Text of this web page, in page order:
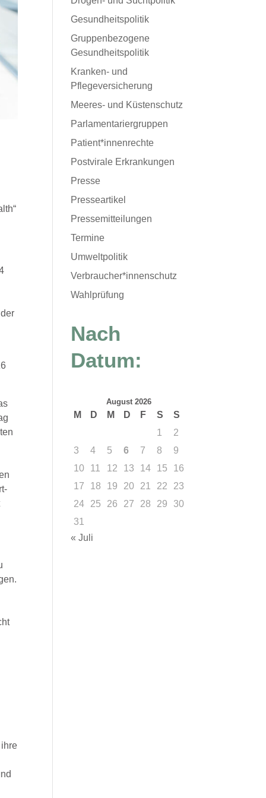
der
Gesundheitspolitik
Gruppenbezogene
Gesundheitspolitik
Kranken- und
Pflegeversicherung
Meeres- und Küstenschutz
Parlamentariergruppen
Patient*innenrechte
Postvirale Erkrankungen
Presse
Presseartikel
Pressemitteilungen
Termine
Umweltpolitik
Verbraucher*innenschutz
Wahlprüfung
Nach
Datum:
August 2026
M D M D F S
S
1
2
3
4 5 6 7 8
9
10
11 12 13 14 15
16
17
18 19 20 21 22
23
24
25 26 27 28 29
30
31
« Juli